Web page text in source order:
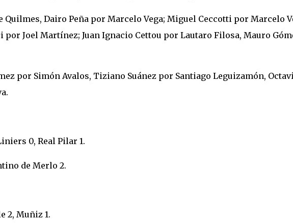
Quilmes, Dairo Peña por Marcelo Vega; Miguel Ceccotti por Marcelo
Joel Martínez; Juan Ignacio Cettou por Lautaro Filosa, Mauro
por Simón Avalos, Tiziano Suánez por Santiago Leguizamón,
0, Real Pilar 1.
de Merlo 2.
2, Muñiz 1.